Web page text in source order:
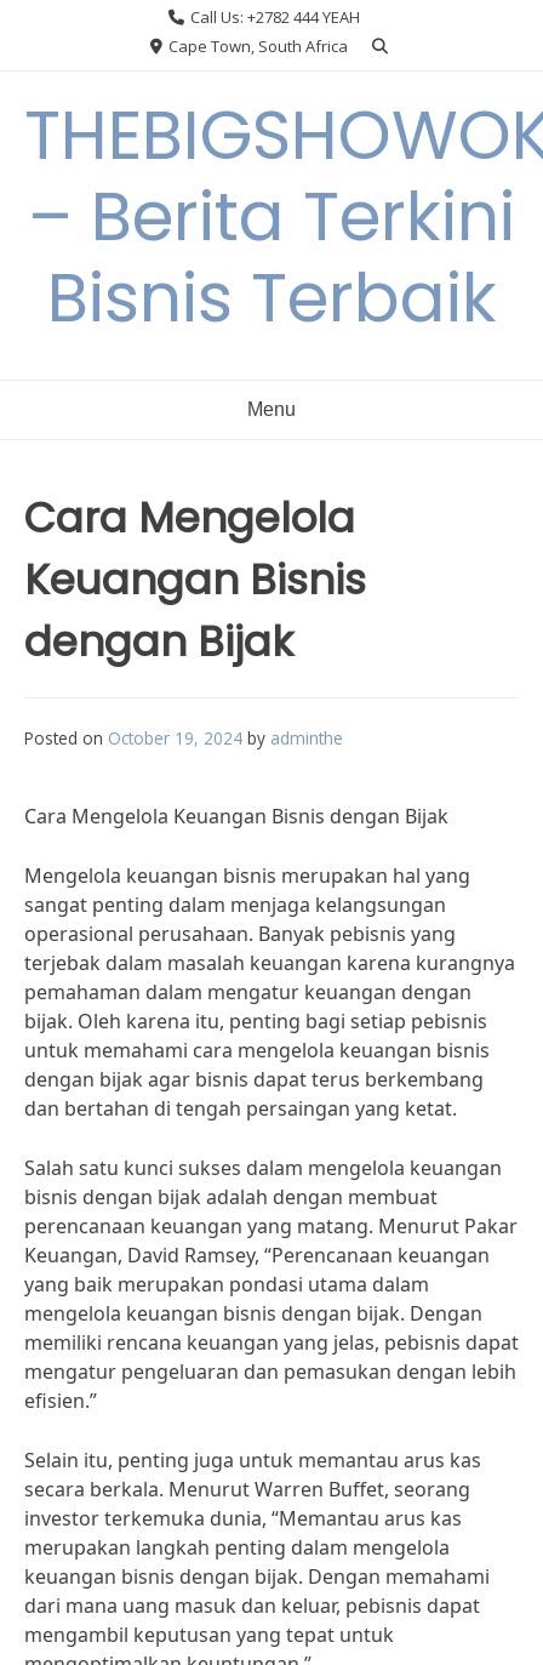
Call Us: +2782 444 YEAH
Cape Town, South Africa
– Berita Terkini
Bisnis Terbaik
Menu
Cara Mengelola
Keuangan Bisnis
dengan Bijak
Posted on October 19, 2024 by adminthe
Cara Mengelola Keuangan Bisnis dengan Bijak
Mengelola keuangan bisnis merupakan hal yang
sangat penting dalam menjaga kelangsungan
operasional perusahaan. Banyak pebisnis yang
terjebak dalam masalah keuangan karena kurangnya
pemahaman dalam mengatur keuangan dengan
bijak. Oleh karena itu, penting bagi setiap pebisnis
untuk memahami cara mengelola keuangan bisnis
dengan bijak agar bisnis dapat terus berkembang
dan bertahan di tengah persaingan yang ketat.
Salah satu kunci sukses dalam mengelola keuangan
bisnis dengan bijak adalah dengan membuat
perencanaan keuangan yang matang. Menurut Pakar
Keuangan, David Ramsey, “Perencanaan keuangan
yang baik merupakan pondasi utama dalam
mengelola keuangan bisnis dengan bijak. Dengan
memiliki rencana keuangan yang jelas, pebisnis dapat
mengatur pengeluaran dan pemasukan dengan lebih
efisien.”
Selain itu, penting juga untuk memantau arus kas
secara berkala. Menurut Warren Buffet, seorang
investor terkemuka dunia, “Memantau arus kas
merupakan langkah penting dalam mengelola
keuangan bisnis dengan bijak. Dengan memahami
dari mana uang masuk dan keluar, pebisnis dapat
mengambil keputusan yang tepat untuk